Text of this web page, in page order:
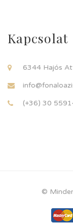
Kapcsolat
6344 Hajós
(+36) 30
©